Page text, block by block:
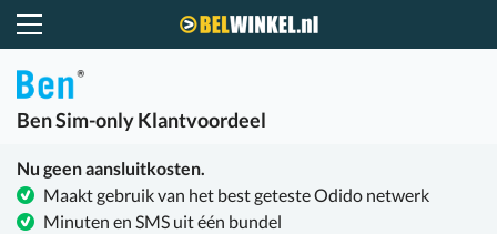
BenSim-only Klantvoordeel
Nu geen aansluitkosten.
Maakt gebruik van het best geteste Odido netwerk
Minuten en SMS uit één bundel